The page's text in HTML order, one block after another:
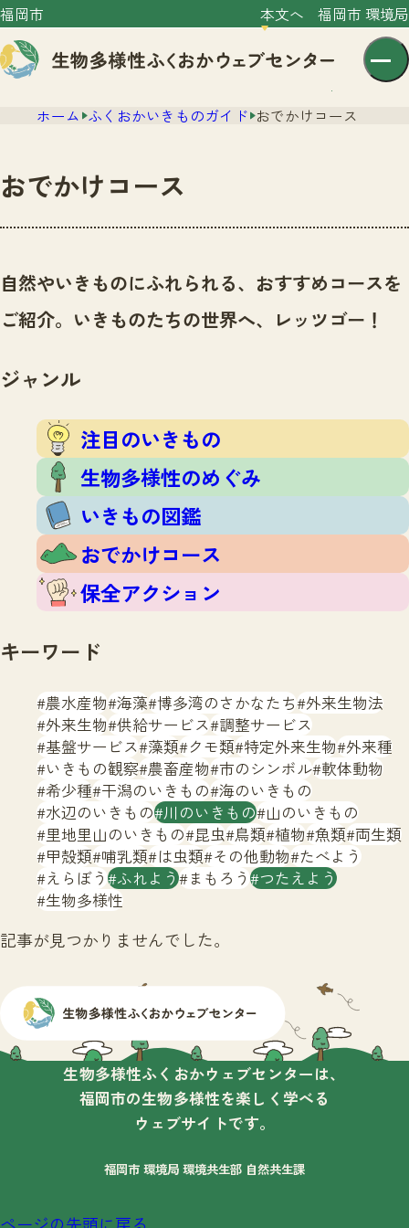
福岡市 本文へ 福岡市 環境局
文字サイズ 小 中 大
センター紹介
センター紹介TOP
サイトポリシー
ニュース
いきものガイド
注目のいきもの
生物多様性のめぐみ
いきもの図鑑
おでかけコース
保全アクション
イベント
いきもの調査隊
調査レポート
調査レポートTOP
調査結果
ふくおかいきものマップ
マッチング
マッチングTOP
掲載申し込みフォーム
お問合せ
生物多様性ふくおかウェブセンターとは
サイトマップ
ホーム ふくおかいきものガイド おでかけコース
おでかけコース
自然やいきものにふれられる、おすすめコースを
ご紹介。いきものたちの世界へ、レッツゴー！
ジャンル
注目のいきもの
生物多様性のめぐみ
いきもの図鑑
おでかけコース
保全アクション
キーワード
農水産物 海藻 博多湾のさかなたち 外来生物法
外来生物 供給サービス 調整サービス
基盤サービス 藻類 クモ類 特定外来生物 外来種
いきもの観察 農畜産物 市のシンボル 軟体動物
希少種 干潟のいきもの 海のいきもの
水辺のいきもの 川のいきもの 山のいきもの
里地里山のいきもの 昆虫 鳥類 植物 魚類 両生類
甲殻類 哺乳類 は虫類 その他動物 たべよう
えらぼう ふれよう まもろう つたえよう
生物多様性
記事が見つかりませんでした。
生物多様性ふくおかウェブセンターは、
福岡市の生物多様性を楽しく学べる
ウェブサイトです。
福岡市 環境局 環境共生部 自然共生課